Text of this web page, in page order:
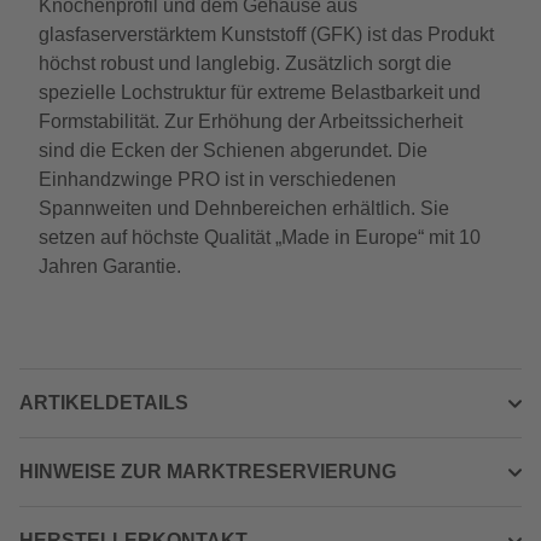
Knochenprofil und dem Gehäuse aus
glasfaserverstärktem Kunststoff (GFK) ist das Produkt
höchst robust und langlebig. Zusätzlich sorgt die
spezielle Lochstruktur für extreme Belastbarkeit und
Formstabilität. Zur Erhöhung der Arbeitssicherheit
sind die Ecken der Schienen abgerundet. Die
Einhandzwinge PRO ist in verschiedenen
Spannweiten und Dehnbereichen erhältlich. Sie
setzen auf höchste Qualität „Made in Europe“ mit 10
Jahren Garantie.
ARTIKELDETAILS
HINWEISE ZUR MARKTRESERVIERUNG